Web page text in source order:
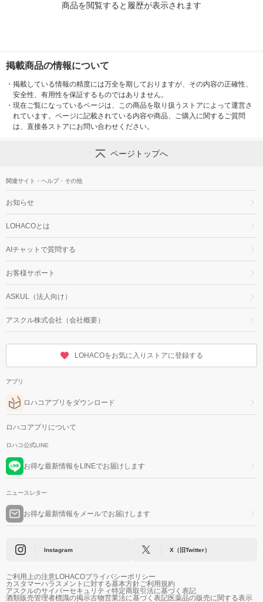
商品を閲覧すると履歴が表示されます
掲載商品の情報について
・ 掲載している情報の精度には万全を期しておりますが、その内容の正確性、
安全性、有用性を保証するものではありません。
・ 現在ご覧になっているページは、この商品を取り扱うストアによって運営さ
れています。ページに記載されている内容や商品、ご購入に関するご質問
は、直接各ストアにお問い合わせください。
ページトップへ
関連サイト・ヘルプ・その他
お知らせ
LOHACOとは
AIチャットで質問する
お客様サポート
ASKUL（法人向け）
アスクル株式会社（会社概要）
LOHACOをお気に入りストアに登録する
アプリ
ロハコアプリをダウンロード
ロハコアプリについて
ロハコ公式LINE
お得な最新情報をLINEでお届けします
ニュースレター
お得な最新情報をメールでお届けします
Instagram X（旧Twitter）
ご利用上の注意LOHACOプライバシーポリシー
カスタマーハラスメントに対する基本方針ご利用規約
アスクルのサイバーセキュリティ特定商取引法に基づく表記
酒類販売管理者標識の掲示古物営業法に基づく表記医薬品の販売に関する表示